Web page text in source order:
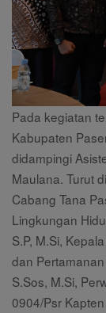
Pada kegiatan
Kabupaten
didampingi
Maulana. Turut
Cabang Tana
Lingkungan
S.P, M.Si,
dan
S.Sos, M.Si,
0904/Psr